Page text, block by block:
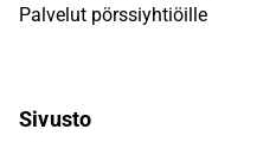
Palvelut pörssiyhtiöille
Sivusto